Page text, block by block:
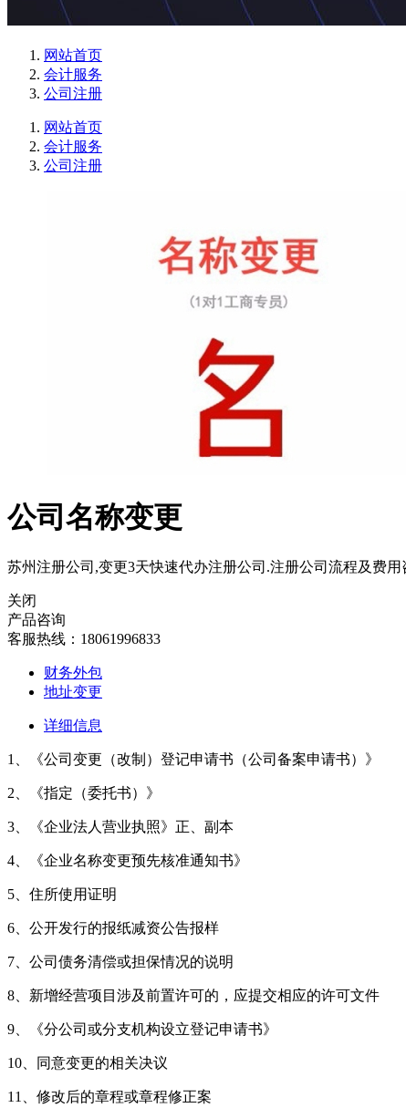
网站首页
会计服务
公司注册
网站首页
会计服务
公司注册
公司名称变更
苏州注册公司,变更3天快速代办注册公司.注册公司流程及费
关闭
产品咨询
客服热线：18061996833
财务外包
地址变更
详细信息
1、《公司变更（改制）登记申请书（公司备案申请书）》
2、《指定（委托书）》
3、《企业法人营业执照》正、副本
4、《企业名称变更预先核准通知书》
5、住所使用证明
6、公开发行的报纸减资公告报样
7、公司债务清偿或担保情况的说明
8、新增经营项目涉及前置许可的，应提交相应的许可文件
9、《分公司或分支机构设立登记申请书》
10、同意变更的相关决议
11、修改后的章程或章程修正案